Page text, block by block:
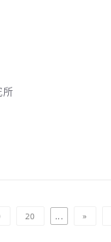
所
20 ... »